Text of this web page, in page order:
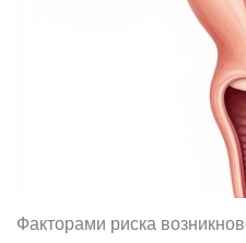
Факторами риска